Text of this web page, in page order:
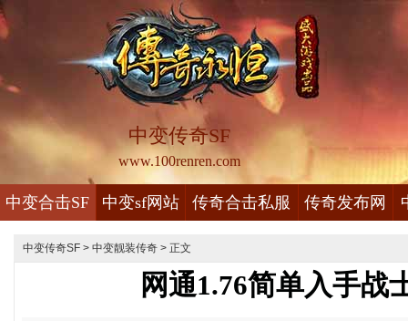
中变传奇SF
www.100renren.com
中变合击SF 中变sf网站 传奇合击私服 传奇发布网
中变传奇SF > 中变靓装传奇 > 正文
网通1.76简单入手战